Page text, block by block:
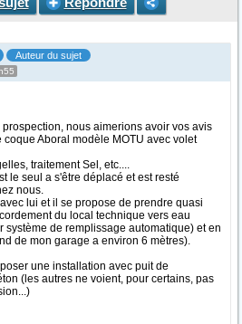
Auteur du sujet
nous aimerions avoir vos avis
Aboral modèle MOTU avec volet
traitement Sel, etc....
le seul a s'être déplacé et est resté
nous.
lui et il se propose de prendre quasi
du local technique vers eau
système de remplissage automatique) et en
de mon garage a environ 6 mètres).
une installation avec puit de
(les autres ne voient, pour certains, pas